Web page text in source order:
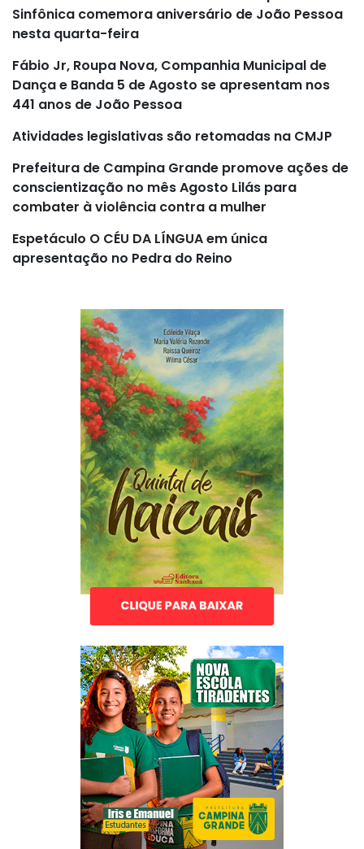
Sinfônica comemora aniversário de João Pessoa
nesta quarta-feira
Fábio Jr, Roupa Nova, Companhia Municipal de
Dança e Banda 5 de Agosto se apresentam nos
441 anos de João Pessoa
Atividades legislativas são retomadas na CMJP
Prefeitura de Campina Grande promove ações de
conscientização no mês Agosto Lilás para
combater à violência contra a mulher
Espetáculo O CÉU DA LÍNGUA em única
apresentação no Pedra do Reino